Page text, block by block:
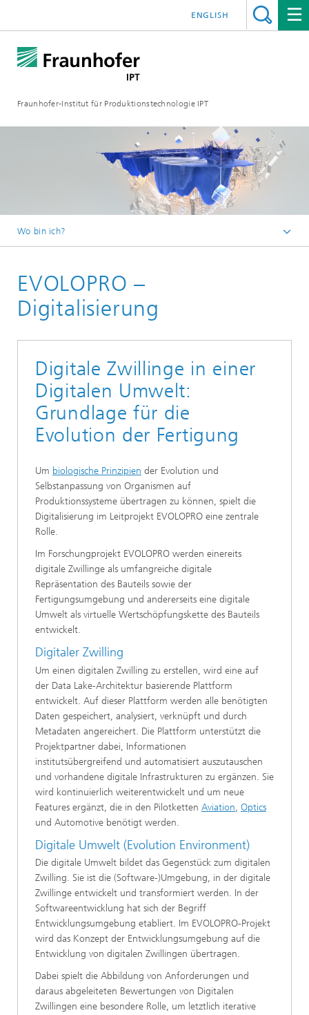
Fraunhofer-Institut für Produktionstechnologie IPT
ENGLISH
Wo bin ich?
Projekte
EVOLOPRO
EVOLOPRO –
Digitalisierung
Digitale Zwillinge in einer
Digitalen Umwelt:
Grundlage für die
Evolution der Fertigung
Um biologische Prinzipien der Evolution und
Selbstanpassung von Organismen auf
Produktionssysteme übertragen zu können, spielt die
Digitalisierung im Leitprojekt EVOLOPRO eine zentrale
Rolle.
Im Forschungprojekt EVOLOPRO werden einereits
digitale Zwillinge als umfangreiche digitale
Repräsentation des Bauteils sowie der
Fertigungsumgebung und andererseits eine digitale
Umwelt als virtuelle Wertschöpfungskette des Bauteils
entwickelt.
Digitaler Zwilling
Um einen digitalen Zwilling zu erstellen, wird eine auf
der Data Lake-Architektur basierende Plattform
entwickelt. Auf dieser Plattform werden alle benötigten
Daten gespeichert, analysiert, verknüpft und durch
Metadaten angereichert. Die Plattform unterstützt die
Projektpartner dabei, Informationen
institutsübergreifend und automatisiert auszutauschen
und vorhandene digitale Infrastrukturen zu ergänzen. Sie
wird kontinuierlich weiterentwickelt und um neue
Features ergänzt, die in den Pilotketten Aviation, Optics
und Automotive benötigt werden.
Digitale Umwelt (Evolution Environment)
Die digitale Umwelt bildet das Gegenstück zum digitalen
Zwilling. Sie ist die (Software-)Umgebung, in der digitale
Zwillinge entwickelt und transformiert werden. In der
Softwareentwicklung hat sich der Begriff
Entwicklungsumgebung etabliert. Im EVOLOPRO-Projekt
wird das Konzept der Entwicklungsumgebung auf die
Entwicklung von digitalen Zwillingen übertragen.
Dabei spielt die Abbildung von Anforderungen und
daraus abgeleiteten Bewertungen von Digitalen
Zwillingen eine besondere Rolle, um letztlich iterative